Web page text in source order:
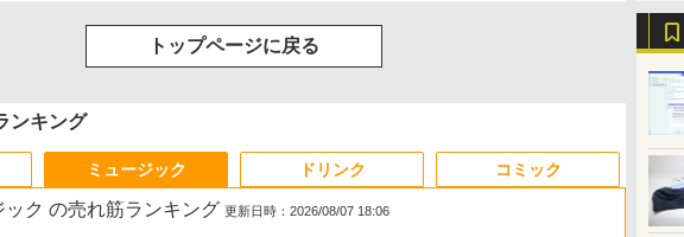
トップページに戻る
ンキング
ミュージック
ク の売れ筋ランキング 更新日時：2026/08/07 18:06
ドリンク コミック